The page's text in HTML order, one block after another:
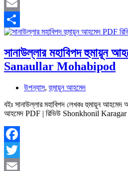
Twitter
Email
Share
সানাউল্লার মহাবিপদ হুমায়ূন
Sanaullar Mohabipod
উপন্যাস,হুমায়ূন আহমেদ
বইঃ সানাউল্লার মহাবিপদ লেখকঃ হুমায়ূন আহমেদ
আহমেদ PDF | রিভিউ Shonkhonil Karagar
Facebook
Twitter